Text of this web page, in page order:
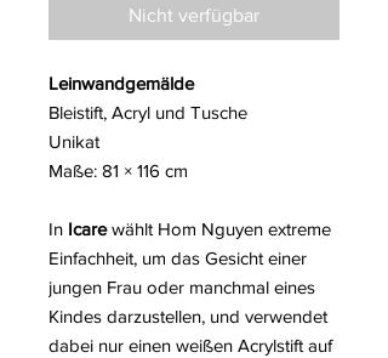
Nicht verfügbar
Leinwandgemälde
Bleistift, Acryl und Tusche
Unikat
Maße: 81 × 116 cm
In Icarewählt Hom Nguyen extreme
Einfachheit, um das Gesicht einer
jungen Frau oder manchmal eines
Kindes darzustellen, und verwendet
dabei nur einen weißen Acrylstift auf